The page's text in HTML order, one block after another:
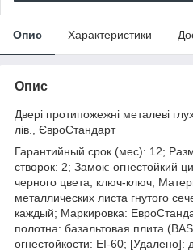
Опис Характеристики
Опис
Двері протипожежні металеві
лів., ЄвроСтандарт
Гарантийный срок (мес): 12;
створок: 2; Замок: огнестойкий
черного цвета, ключ-ключ;
металлических листа гнутого
каждый; Маркировка:
полотна: базальтовая плита
огнестойкости: ЕІ-60; [Удалено]: